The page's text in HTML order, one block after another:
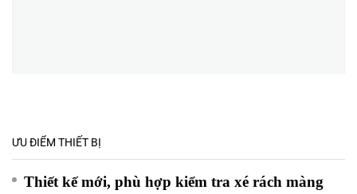
ƯU ĐIỂM THIẾT BỊ
Thiết kế mới, phù hợp kiểm tra xé rách màng